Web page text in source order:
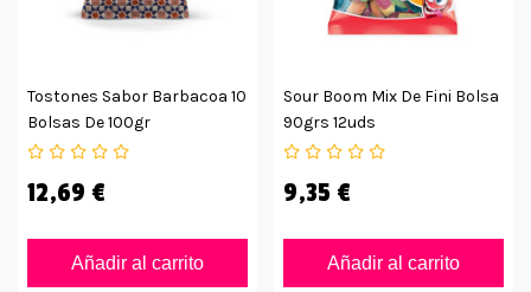
Tostones Sabor Barbacoa 10
Bolsas De 100gr
12,69 €
Añadir al carrito
Sour Boom Mix De Fini Bolsa
90grs 12uds
9,35 €
Añadir al carrito